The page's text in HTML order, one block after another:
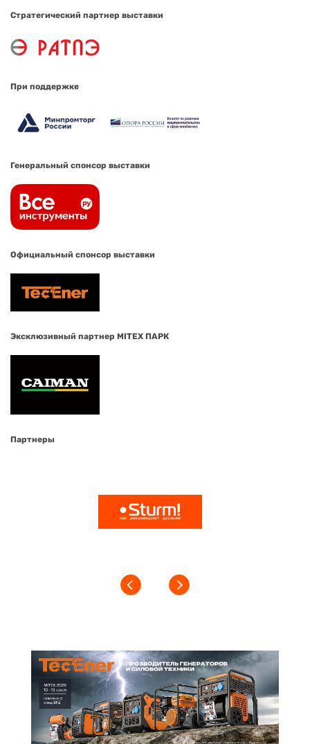
Стратегический партнер выставки
При поддержке
Генеральный спонсор выставки
Официальный спонсор выставки
Эксклюзивный партнер MITEX ПАРК
Партнеры